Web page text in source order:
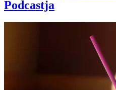
Podcastja